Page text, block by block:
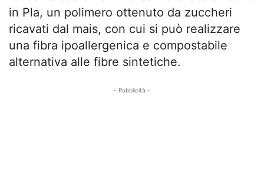
in Pla, un polimero ottenuto da zuccheri
ricavati dal mais, con cui si può realizzare
una fibra ipoallergenica e compostabile
alternativa alle fibre sintetiche.
- Pubblicità -